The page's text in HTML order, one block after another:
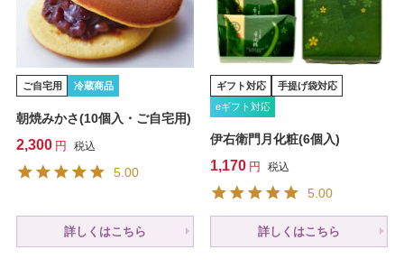
ご自宅用 冷蔵商品
朝焼みかさ(10個入・ご自宅用)
2,300 税込
5.00
詳しくはこちら
ギフト対応
手提げ袋対応
eギフト対応
伊右衛門月化粧(6個入)
1,170 税込
5.00
詳しくはこちら